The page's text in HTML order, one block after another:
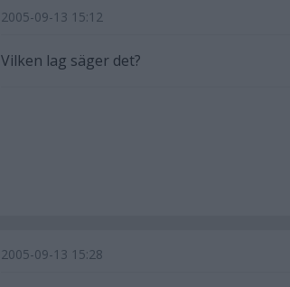
2005-09-13 15:12
Vilken lag säger det?
2005-09-13 15:28